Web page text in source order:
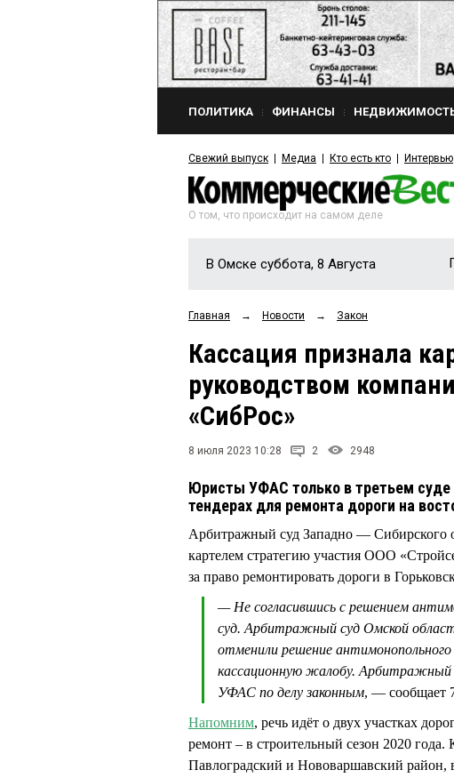
ПОЛИТИКА ФИНАНСЫ
Свежий выпуск Медиа Кто есть кто Интервью
О том, что происходит на самом деле
В Омске суббота, 8 Августа
Главная → Новости → Закон
Кассация признала
руководством
«СибРос»
8 июля 2023 10:28 2 2948
Юристы УФАС только в третьем суде
тендерах для ремонта дороги на
Арбитражный суд Западно — Сибирского
картелем стратегию участия ООО
за право ремонтировать дороги в
— Не согласившись с решением
суд. Арбитражный суд Омской
отменили решение
кассационную жалобу. Арбитражный
УФАС по делу законным, — сообщает
Напомним, речь идёт о двух участках
ремонт – в строительный сезон 2020
Павлоградский и Нововаршавский